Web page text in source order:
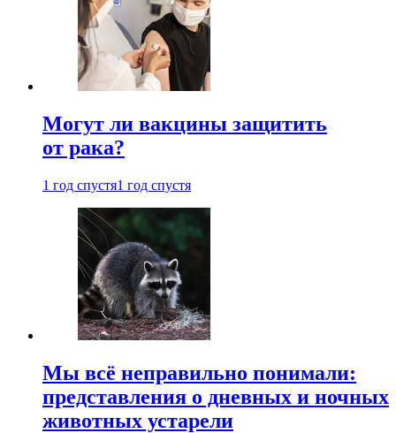
Могут ли вакцины защитить
от рака?
1 год спустя1 год спустя
Мы всё неправильно понимали:
представления о дневных и ночных
животных устарели